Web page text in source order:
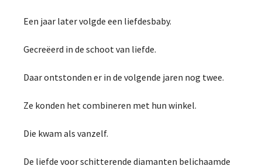
Een jaar later volgde een liefdesbaby.
Gecreëerd in de schoot van liefde.
Daar ontstonden er in de volgende jaren nog twee.
Ze konden het combineren met hun winkel.
Die kwam als vanzelf.
De liefde voor schitterende diamanten belichaamde